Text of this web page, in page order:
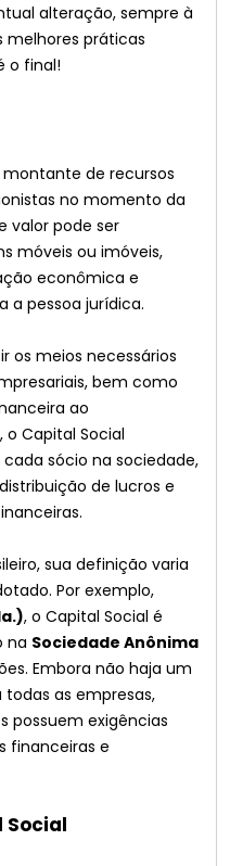
alteração, sempre à
melhores práticas
o final!
de recursos
no momento da
valor pode ser
móveis ou imóveis,
econômica e
a pessoa jurídica.
os meios necessários
bem como
ao
Capital Social
sócio na sociedade,
de lucros e
sua definição varia
Por exemplo,
, o Capital Social é
na Sociedade Anônima
Embora não haja um
as empresas,
possuem exigências
financeiras e